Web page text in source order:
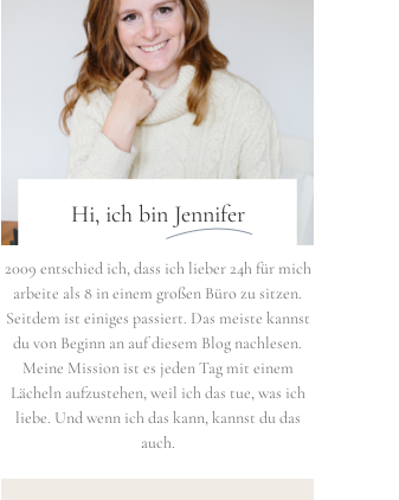
Hi, ich bin Jennifer
2009 entschied ich, dass ich lieber 24h für mich
arbeite als 8 in einem großen Büro zu sitzen.
Seitdem ist einiges passiert. Das meiste kannst
du von Beginn an auf diesem Blog nachlesen.
Meine Mission ist es jeden Tag mit einem
Lächeln aufzustehen, weil ich das tue, was ich
liebe. Und wenn ich das kann, kannst du das
auch.